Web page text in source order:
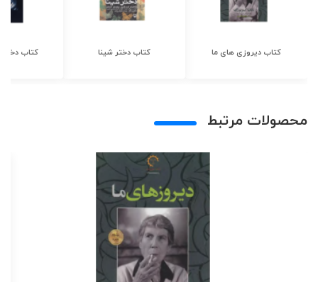
کتاب دیروزی های ما کتاب دختر شینا کتاب دختر
محصولات مرتبط